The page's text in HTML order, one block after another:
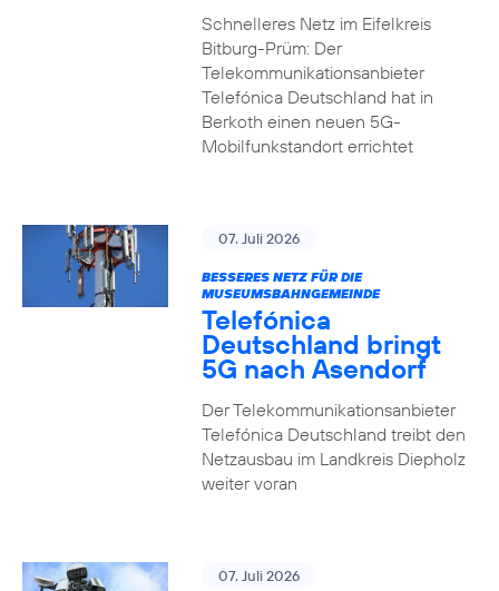
Schnelleres Netz im Eifelkreis
Bitburg-Prüm: Der
Telekommunikationsanbieter
Telefónica Deutschland hat in
Berkoth einen neuen 5G-
Mobilfunkstandort errichtet
07. Juli 2026
BESSERES NETZ FÜR DIE
MUSEUMSBAHNGEMEINDE
Telefónica
Deutschland bringt
5G nach Asendorf
Der Telekommunikationsanbieter
Telefónica Deutschland treibt den
Netzausbau im Landkreis Diepholz
weiter voran
07. Juli 2026